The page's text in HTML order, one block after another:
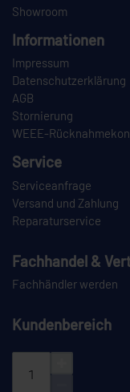
Showroom
Informationen
Impressum
Datenschutzerklärung
AGB
Stornierung
WEEE-
Service
Serviceanfrage
Versand und Zahlung
Reparaturservice
Fachhandel &
Fachhändler werden
Kundenbereich